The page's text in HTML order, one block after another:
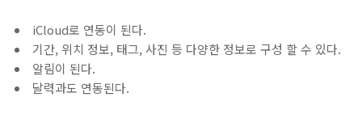
iCloud로 연동이 된다.
기간, 위치 정보, 태그, 사진 등 다양한 정보로 구성 할 수 있다.
알림이 된다.
달력과도 연동된다.